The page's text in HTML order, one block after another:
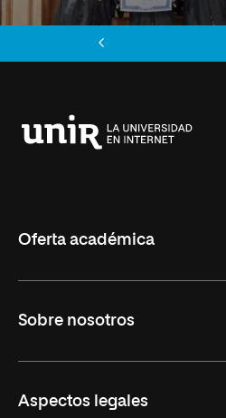
Oferta académica
Másteres Oficiales
Másteres Propios
Doctorados
Sobre nosotros
Facultades
Aspectos legales